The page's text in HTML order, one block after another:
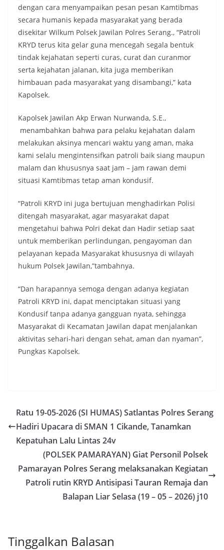
dengan cara menyampaikan pesan pesan Kamtibmas
secara humanis kepada masyarakat yang berada
disekitar Wilkum Polsek Jawilan Polres Serang., “Patroli
KRYD terus kita gelar guna mencegah segala bentuk
tindak kejahatan seperti curas, curat dan curanmor
serta kejahatan jalanan, kita juga memberikan
himbauan pada masyarakat yang disambangi,” kata
Kapolsek.
Kapolsek Jawilan Akp Erwan Nurwanda, S.E.,
menambahkan bahwa para pelaku kejahatan dalam
melakukan aksinya mencari waktu yang aman, maka
kami selalu mengintensifkan patroli baik siang maupun
malam dan khususnya saat jam – jam rawan demi
situasi Kamtibmas tetap aman kondusif.
“Patroli KRYD ini juga bertujuan menghadirkan Polisi
ditengah masyarakat, agar masyarakat dapat
mengetahui bahwa Polri dekat dan Hadir setiap saat
untuk memberikan perlindungan, pengayoman dan
pelayanan kepada Masyarakat khususnya di wilayah
hukum Polsek Jawilan,”tambahnya.
“Dan harapannya semoga dengan adanya kegiatan
Patroli KRYD ini, dapat menciptakan situasi yang
Kondusif tanpa adanya gangguan nyata, sehingga
Masyarakat di Kecamatan Jawilan dapat menjalankan
aktivitas sehari-hari dengan sehat, aman dan nyaman”,
Pungkas Kapolsek.
Ratu 19-05-2026 (SI HUMAS) Satlantas Polres Serang
Hadiri Upacara di SMAN 1 Cikande, Tanamkan
Kepatuhan Lalu Lintas 24v
(POLSEK PAMARAYAN) Giat Personil Polsek
Pamarayan Polres Serang melaksanakan Kegiatan
Patroli rutin KRYD Antisipasi Tauran Remaja dan
Balapan Liar Selasa (19 – 05 – 2026) j10
Tinggalkan Balasan